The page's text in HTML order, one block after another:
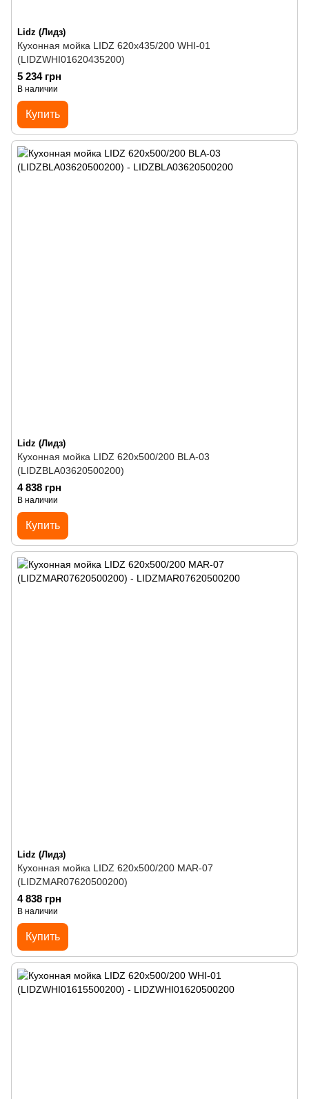
Lidz (Лидз)
Кухонная мойка LIDZ 620x435/200 WHI-01
(LIDZWHI01620435200)
5 234 грн
В наличии
Купить
Lidz (Лидз)
Кухонная мойка LIDZ 620x500/200 BLA-03
(LIDZBLA03620500200)
4 838 грн
В наличии
Купить
Lidz (Лидз)
Кухонная мойка LIDZ 620x500/200 MAR-07
(LIDZMAR07620500200)
4 838 грн
В наличии
Купить